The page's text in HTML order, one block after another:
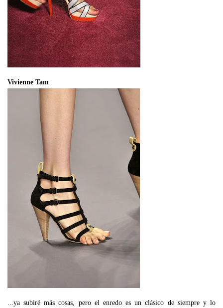
Vivienne Tam
...ya subiré más cosas, pero el enredo es un clásico de siempre y lo